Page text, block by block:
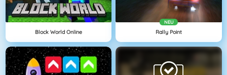
Block World Online
NEU
Rally Point